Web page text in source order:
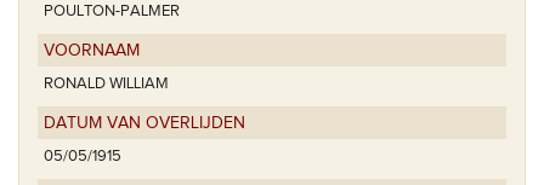
POULTON-PALMER
VOORNAAM
RONALD WILLIAM
DATUM VAN OVERLIJDEN
05/05/1915